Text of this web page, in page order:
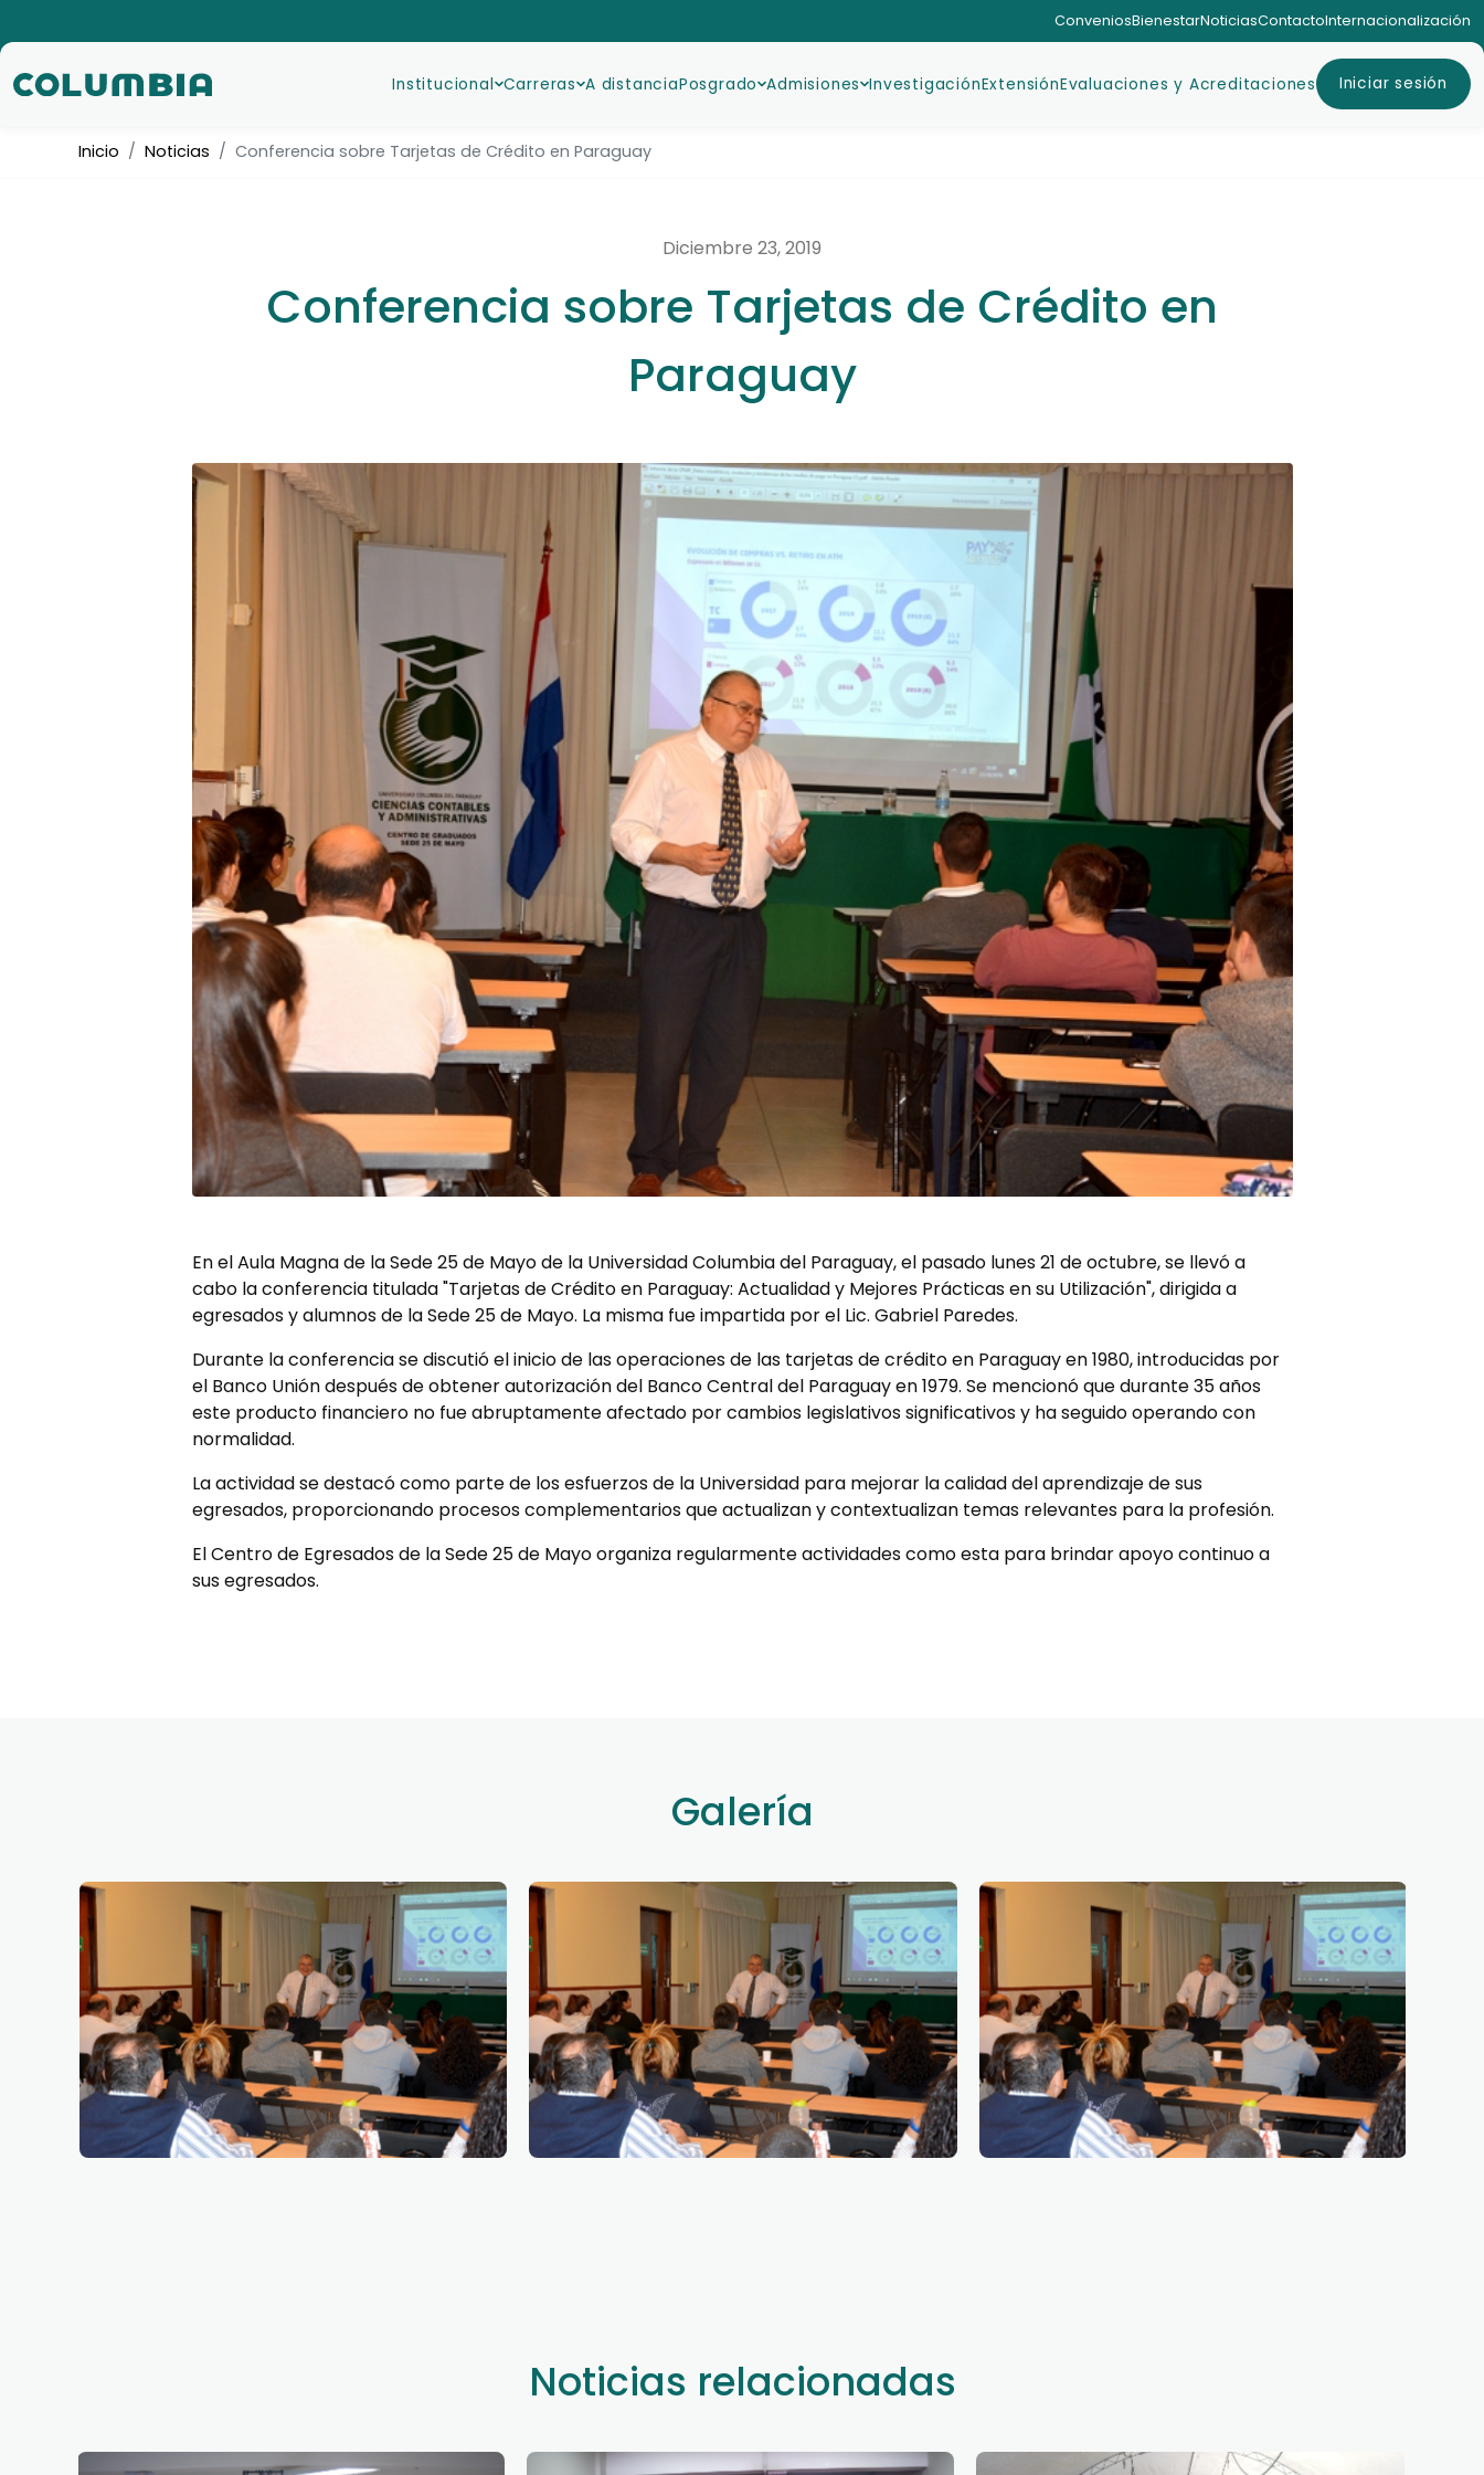
ConveniosBienestarNoticiasContactoInternacionalización
Institucional Carreras A distanciaPosgrado Admisiones InvestigaciónExtensiónEvaluaciones y Acreditaciones Iniciar sesión
Inicio Noticias Conferencia sobre Tarjetas de Crédito en Paraguay
Diciembre 23, 2019
Conferencia sobre Tarjetas de Crédito en
Paraguay
En el Aula Magna de la Sede 25 de Mayo de la Universidad Columbia del Paraguay, el pasado lunes 21 de octubre, se llevó a
cabo la conferencia titulada "Tarjetas de Crédito en Paraguay: Actualidad y Mejores Prácticas en su Utilización", dirigida a
egresados y alumnos de la Sede 25 de Mayo. La misma fue impartida por el Lic. Gabriel Paredes.
Durante la conferencia se discutió el inicio de las operaciones de las tarjetas de crédito en Paraguay en 1980, introducidas por
el Banco Unión después de obtener autorización del Banco Central del Paraguay en 1979. Se mencionó que durante 35 años
este producto financiero no fue abruptamente afectado por cambios legislativos significativos y ha seguido operando con
normalidad.
La actividad se destacó como parte de los esfuerzos de la Universidad para mejorar la calidad del aprendizaje de sus
egresados, proporcionando procesos complementarios que actualizan y contextualizan temas relevantes para la profesión.
El Centro de Egresados de la Sede 25 de Mayo organiza regularmente actividades como esta para brindar apoyo continuo a
sus egresados.
Galería
Noticias relacionadas